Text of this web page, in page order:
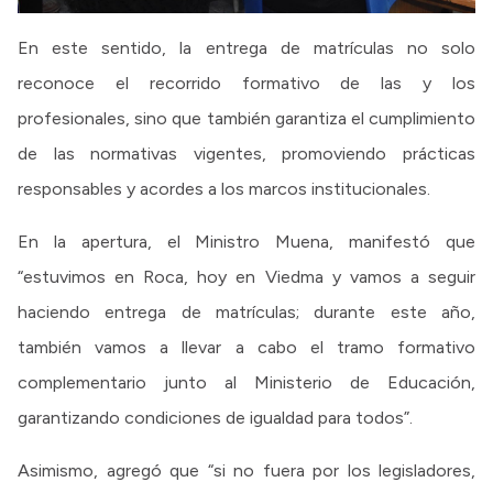
En este sentido, la entrega de matrículas no solo
reconoce el recorrido formativo de las y los
profesionales, sino que también garantiza el cumplimiento
de las normativas vigentes, promoviendo prácticas
responsables y acordes a los marcos institucionales.
En la apertura, el Ministro Muena, manifestó que
“estuvimos en Roca, hoy en Viedma y vamos a seguir
haciendo entrega de matrículas; durante este año,
también vamos a llevar a cabo el tramo formativo
complementario junto al Ministerio de Educación,
garantizando condiciones de igualdad para todos”.
Asimismo, agregó que “si no fuera por los legisladores,